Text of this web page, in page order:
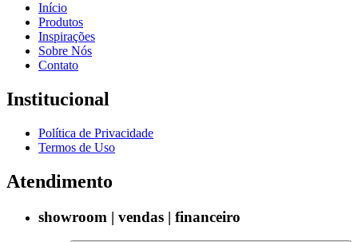
Início
Produtos
Inspirações
Sobre Nós
Contato
Institucional
Política de Privacidade
Termos de Uso
Atendimento
showroom | vendas | financeiro